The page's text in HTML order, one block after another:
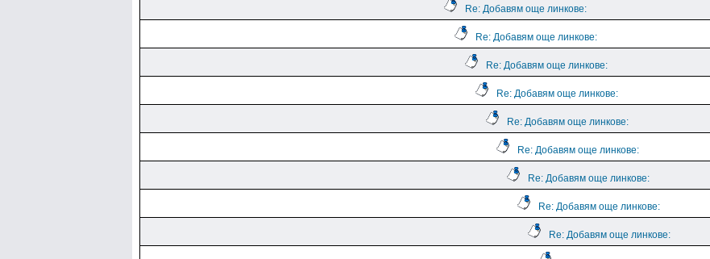
Re: Добавям още линкове:
Re: Добавям още линкове:
Re: Добавям още линкове:
Re: Добавям още линкове:
Re: Добавям още линкове:
Re: Добавям още линкове:
Re: Добавям още линкове:
Re: Добавям още линкове:
Re: Добавям още линкове: